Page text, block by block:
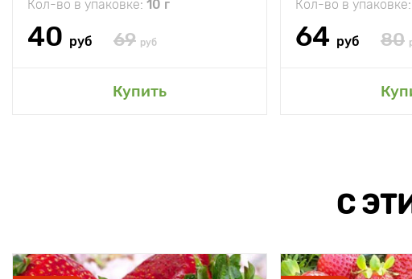
Кол-во в упаковке: 10 г
40 руб 69 руб
Купить
Кол-во в упаковке:
64 руб 80
С